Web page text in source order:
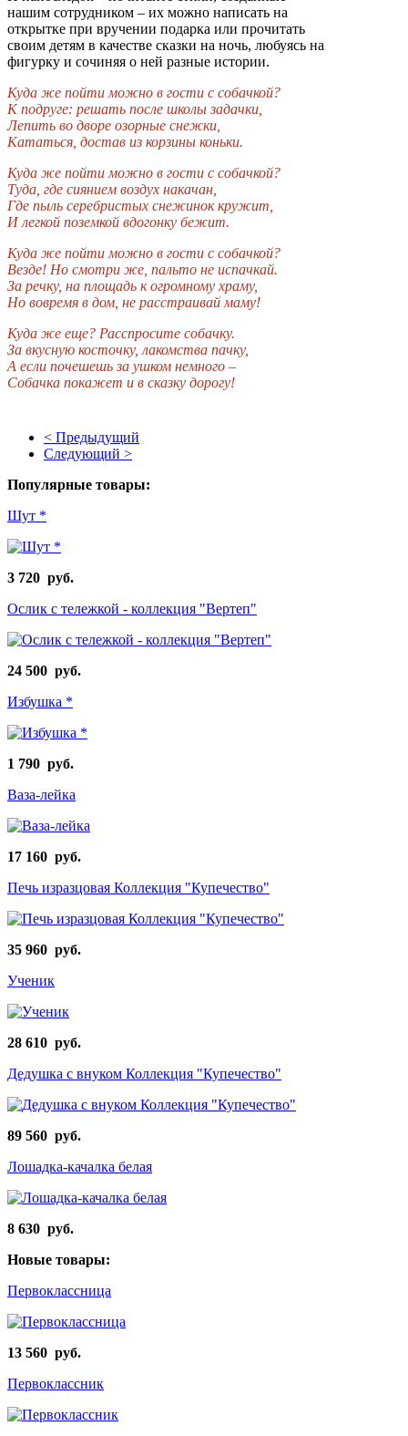
нашим сотрудником – их можно написать на
открытке при вручении подарка или прочитать
своим детям в качестве сказки на ночь, любуясь на
фигурку и сочиняя о ней разные истории.
Куда же пойти можно в гости с собачкой?
К подруге: решать после школы задачки,
Лепить во дворе озорные снежки,
Кататься, достав из корзины коньки.
Куда же пойти можно в гости с собачкой?
Туда, где сиянием воздух накачан,
Где пыль серебристых снежинок кружит,
И легкой поземкой вдогонку бежит.
Куда же пойти можно в гости с собачкой?
Везде! Но смотри же, пальто не испачкай.
За речку, на площадь к огромному храму,
Но вовремя в дом, не расстраивай маму!
Куда же еще? Расспросите собачку.
За вкусную косточку, лакомства пачку,
А если почешешь за ушком немного –
Собачка покажет и в сказку дорогу!
< Предыдущий
Следующий >
Популярные товары:
Шут *
3 720 руб.
Ослик с тележкой - коллекция "Вертеп"
24 500 руб.
Избушка *
1 790 руб.
Ваза-лейка
17 160 руб.
Печь изразцовая Коллекция "Купечество"
35 960 руб.
Ученик
28 610 руб.
Дедушка с внуком Коллекция "Купечество"
89 560 руб.
Лошадка-качалка белая
8 630 руб.
Новые товары:
Первоклассница
13 560 руб.
Первоклассник